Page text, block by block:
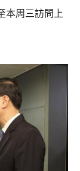
本周三訪問上